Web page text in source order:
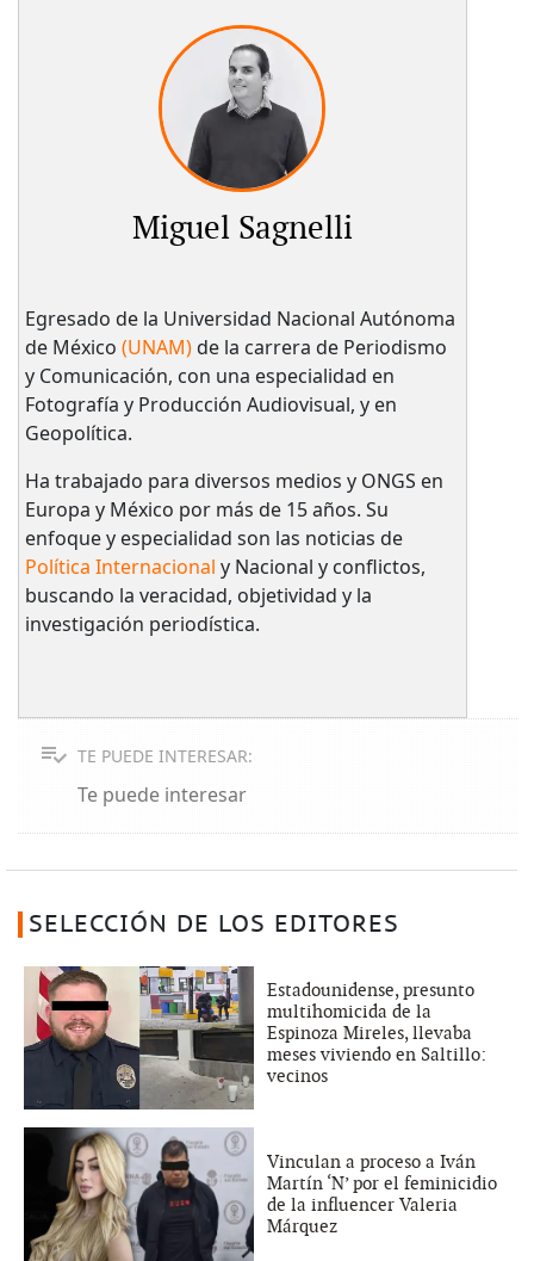
Miguel Sagnelli
Egresado de la Universidad Nacional Autónoma
de México (UNAM)de la carrera de Periodismo
y Comunicación, con una especialidad en
Fotografía y Producción Audiovisual, y en
Geopolítica.
Ha trabajado para diversos medios y ONGS en
Europa y México por más de 15 años. Su
enfoque y especialidad son las noticias de
Política Internacional y Nacional y conflictos,
buscando la veracidad, objetividad y la
investigación periodística.
TE PUEDE INTERESAR:
Te puede interesar
SELECCIÓN DE LOS EDITORES
Estadounidense, presunto
multihomicida de la
Espinoza Mireles, llevaba
meses viviendo en Saltillo:
vecinos
Vinculan a proceso a Iván
Martín ‘N’ por el feminicidio
de la influencer Valeria
Márquez